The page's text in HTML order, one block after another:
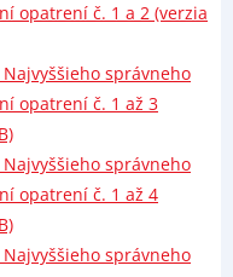
opatrení č. 1 a 2 (verzia
správneho
opatrení č. 1 až 3
správneho
opatrení č. 1 až 4
správneho